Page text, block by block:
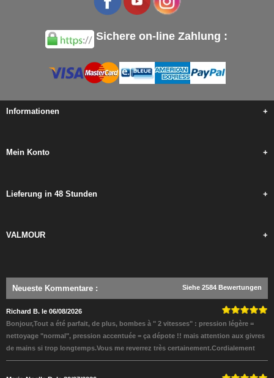
Sichere on-line Zahlung :
Informationen +
Mein Konto +
Lieferung in 48 Stunden +
VALMOUR +
Neueste Kommentare : Siehe 2584 Bewertungen
Richard B. le 06/08/2026
Bonjour,Tout a été parfait, de plus, bombes à " 2 vitesses" : pression légère =
nettoyage "normal", pression accentuée = ça dépote !! mais attention aux givres
de mains si trop longtemps.Vous me reverrez très certainement.Cordialement